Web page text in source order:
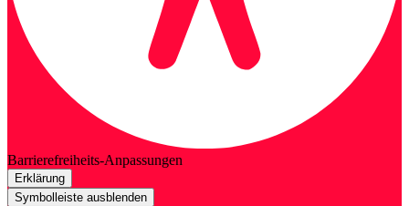
Barrierefreiheits-Anpassungen
Erklärung
Symbolleiste ausblenden